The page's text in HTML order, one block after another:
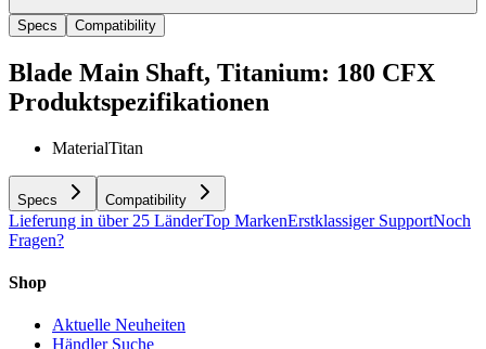
Specs Compatibility
Blade Main Shaft, Titanium: 180 CFX
Produktspezifikationen
MaterialTitan
Specs Compatibility
Lieferung in über 25 LänderTop MarkenErstklassiger SupportNoch
Fragen?
Shop
Aktuelle Neuheiten
Händler Suche